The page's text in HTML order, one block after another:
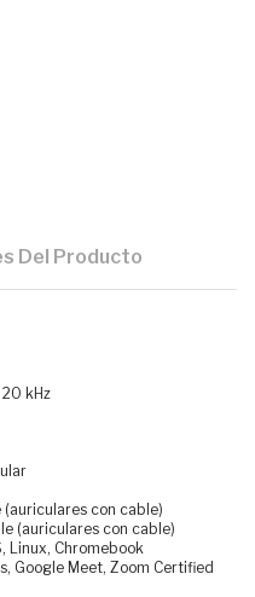
Del Producto
kHz
con cable)
(auriculares con cable)
Linux, Chromebook
Google Meet, Zoom Certified